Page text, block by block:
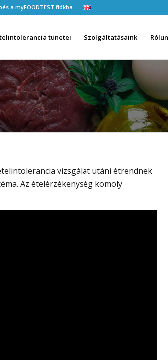
a myFOODTEST fiókba
tünetei Szolgáltatásaink
vizsgálat utáni étrendnek
Az ételérzékenység komoly